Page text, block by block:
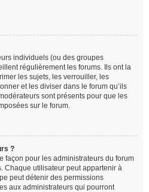
individuels (ou des groupes
régulièrement les forums. Ils ont la
les sujets, les verrouiller, les
et les diviser dans le forum qu’ils
sont présents pour que les
sur le forum.
?
façon pour les administrateurs du forum
Chaque utilisateur peut appartenir à
peut détenir des permissions
aux administrateurs qui pourront